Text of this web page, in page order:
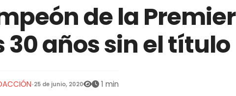
de la Premier
30 años sin el título
•25 de junio, 2020 1 min